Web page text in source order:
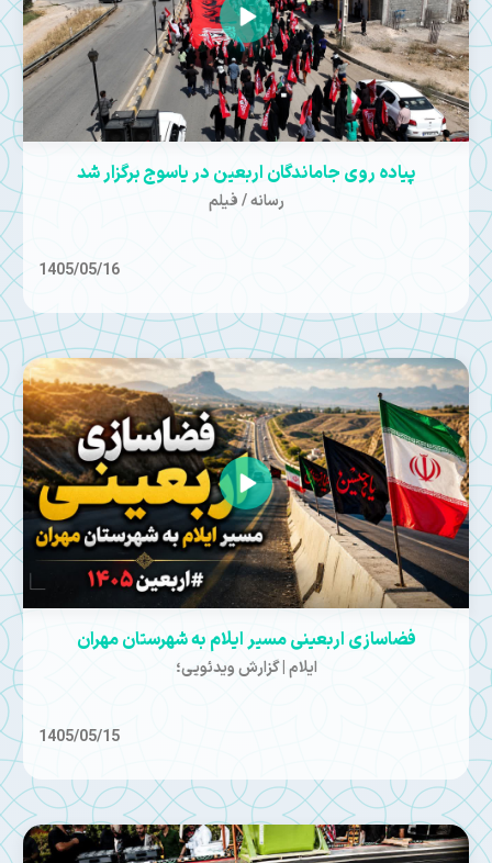
پیاده روی جاماندگان اربعین در یاسوج برگزار شد
رسانه / فیلم
1405/05/16
فضاسازی اربعینی مسیر ایلام به شهرستان مهران
ایلام | گزارش ویدئویی؛
1405/05/15